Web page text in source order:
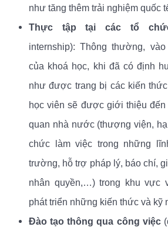
như tăng thêm trải nghiệm quốc
Thực tập tại các tổ
internship): Thông thường,
của khoá học, khi đã có định
như được trang bị các kiến
học viên sẽ được giới thiệu
quan nhà nước (thượng viện,
chức làm việc trong những
trường, hỗ trợ pháp lý, báo chí,
nhân quyền,…) trong khu vực
phát triển những kiến thức và kỹ
Đào tạo thông qua công việc